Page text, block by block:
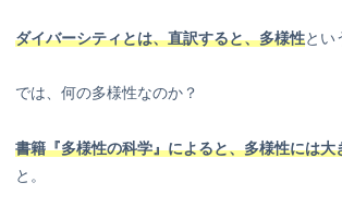
ダイバーシティとは、直訳すると、多様性とい
では、何の多様性なのか？
書籍『多様性の科学』によると、多様性には大
と。